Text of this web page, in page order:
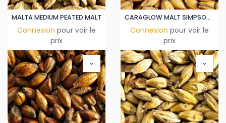
MALTA MEDIUM PEATED MALT
Connexion pour voir le
prix
CARAGLOW MALT SIMPSONS MALT
Connexion pour voir le
prix